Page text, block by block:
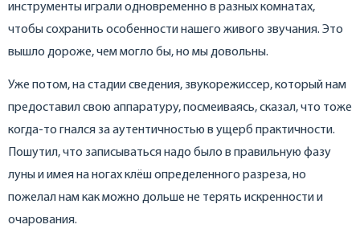
инструменты играли одновременно в разных комнатах,
чтобы сохранить особенности нашего живого звучания. Это
вышло дороже, чем могло бы, но мы довольны.
Уже потом, на стадии сведения, звукорежиссер, который нам
предоставил свою аппаратуру, посмеиваясь, сказал, что тоже
когда-то гнался за аутентичностью в ущерб практичности.
Пошутил, что записываться надо было в правильную фазу
луны и имея на ногах клёш определенного разреза, но
пожелал нам как можно дольше не терять искренности и
очарования.